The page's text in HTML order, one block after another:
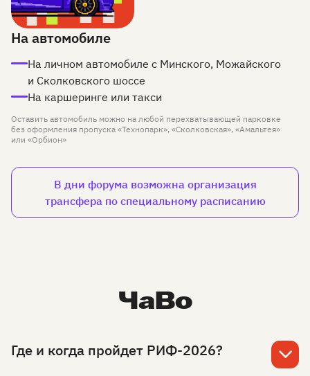
На автомобиле
На личном автомобиле с Минского, Можайского
и Сколковского шоссе
На каршеринге или такси
Оставить автомобиль можно на любой перехватывающей парковке
без оформления пропуска «Технопарк», «Сколковская», «Амальтея»
или «Орбион»
В дни форума возможна организация
трансфера по специальному расписанию
ЧаВо
Где и когда пройдет РИФ-2026?